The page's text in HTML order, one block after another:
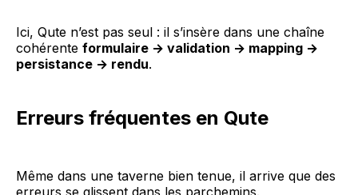
Ici, Qute n’est pas seul : il s’insère dans une chaîne
cohérente formulaire → validation → mapping →
persistance → rendu.
Erreurs fréquentes en Qute
Même dans une taverne bien tenue, il arrive que des
erreurs se glissent dans les parchemins.